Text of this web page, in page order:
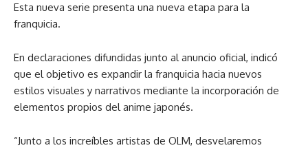
Esta nueva serie presenta una nueva etapa para la
franquicia.
En declaraciones difundidas junto al anuncio oficial, indicó
que el objetivo es expandir la franquicia hacia nuevos
estilos visuales y narrativos mediante la incorporación de
elementos propios del anime japonés.
“Junto a los increíbles artistas de OLM, desvelaremos